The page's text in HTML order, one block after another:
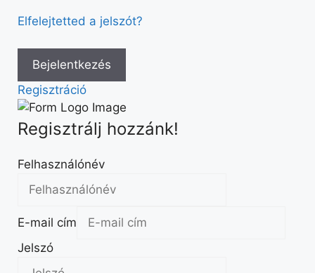
Elfelejtetted a jelszót?
Regisztráció
Regisztrálj hozzánk!
Felhasználónév
E-mail cím
Jelszó